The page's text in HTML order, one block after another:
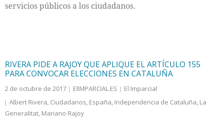
servicios públicos a los ciudadanos.
RIVERA PIDE A RAJOY QUE APLIQUE EL ARTÍCULO 155
PARA CONVOCAR ELECCIONES EN CATALUÑA
2 de octubre de 2017 ElIMPARCIAL.ES
El Imparcial
Albert Rivera, Ciudadanos, España, Independencia de Cataluña, La
Generalitat, Mariano Rajoy